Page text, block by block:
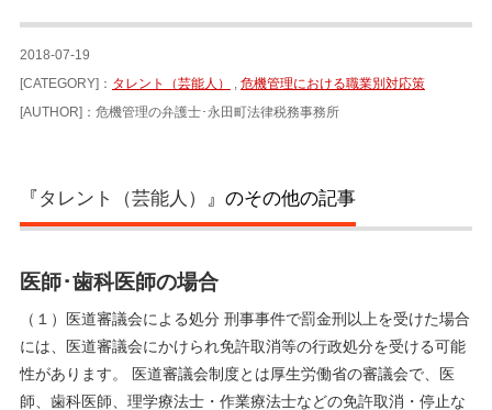
2018-07-19
[CATEGORY]： タレント（芸能人）
危機管理における職業別対応策
[AUTHOR]：危機管理の弁護士･永田町法律税務事務所
『 タレント（芸能人） 』のその他の記事
医師･歯科医師の場合
（１）医道審議会による処分 刑事事件で罰金刑以上を受けた場合
には、医道審議会にかけられ免許取消等の行政処分を受ける可能
性があります。 医道審議会制度とは厚生労働省の審議会で、医
師、歯科医師、理学療法士・作業療法士などの免許取消・停止な